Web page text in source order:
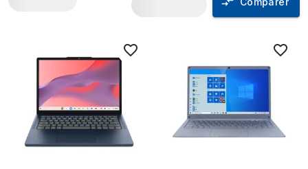
Comparateur de prix PC Portables